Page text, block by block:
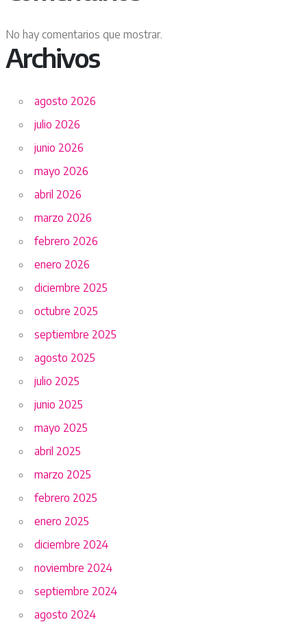
No hay comentarios que mostrar.
Archivos
agosto 2026
julio 2026
junio 2026
mayo 2026
abril 2026
marzo 2026
febrero 2026
enero 2026
diciembre 2025
octubre 2025
septiembre 2025
agosto 2025
julio 2025
junio 2025
mayo 2025
abril 2025
marzo 2025
febrero 2025
enero 2025
diciembre 2024
noviembre 2024
septiembre 2024
agosto 2024